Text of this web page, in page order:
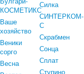
КОСМЕТИКС
Ваше
хозяйство
Веники
сорго
Весна
Силка
СИНТЕРКОМ-
С
Скрабмен
Сонца
Сплат
Ступино